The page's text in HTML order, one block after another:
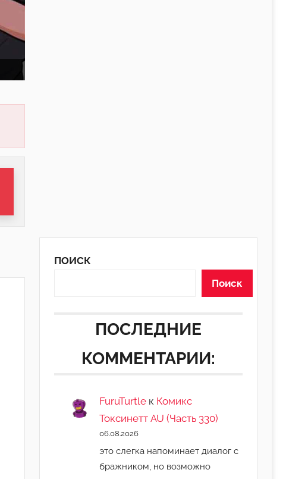
ПОИСК
Поиск
ПОСЛЕДНИЕ
КОММЕНТАРИИ:
FuruTurtle к Комикс
Токсинетт AU (Часть 330)
06.08.2026
это слегка напоминает диалог с
бражником, но возможно